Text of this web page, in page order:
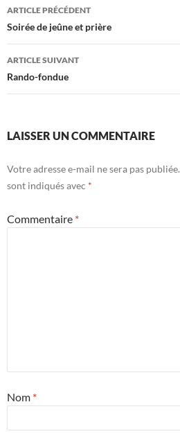
Navigation
des
articles
ARTICLE PRÉCÉDENT
Soirée de jeûne et prière
ARTICLE SUIVANT
Rando-fondue
LAISSER UN COMMENTAIRE
Votre adresse e-mail ne sera pas publiée.
sont indiqués avec *
Commentaire *
Nom *